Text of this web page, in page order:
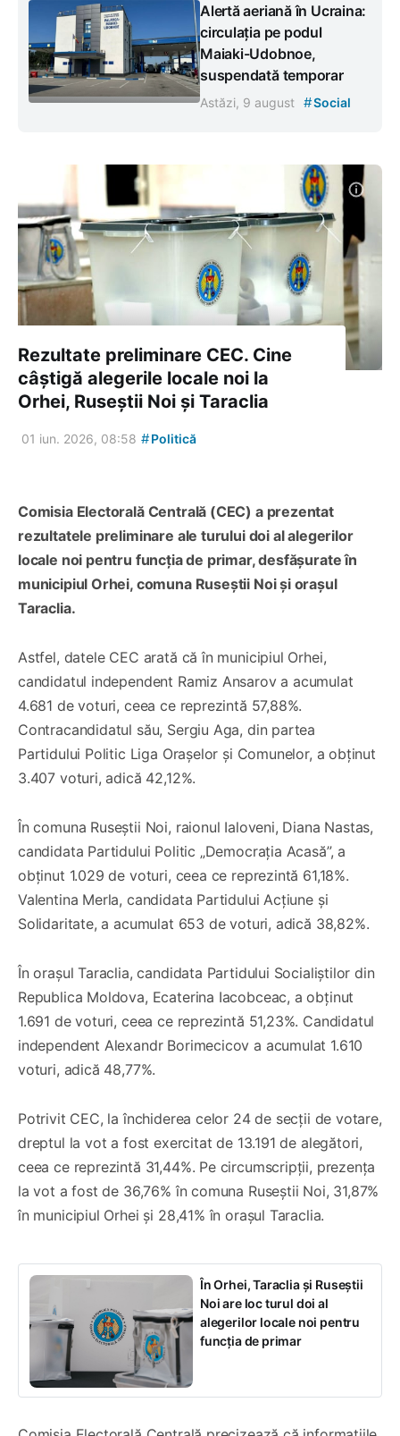
Alertă aeriană în Ucraina:
circulația pe podul
Maiaki-Udobnoe,
suspendată temporar
Astăzi, 9 august #Social
Rezultate preliminare CEC. Cine
câștigă alegerile locale noi la
Orhei, Ruseștii Noi și Taraclia
01 iun. 2026, 08:58 #Politică
Comisia Electorală Centrală (CEC) a prezentat
rezultatele preliminare ale turului doi al alegerilor
locale noi pentru funcția de primar, desfășurate în
municipiul Orhei, comuna Ruseștii Noi și orașul
Taraclia.
Astfel, datele CEC arată că în municipiul Orhei,
candidatul independent Ramiz Ansarov a acumulat
4.681 de voturi, ceea ce reprezintă 57,88%.
Contracandidatul său, Sergiu Aga, din partea
Partidului Politic Liga Orașelor și Comunelor, a obținut
3.407 voturi, adică 42,12%.
În comuna Ruseștii Noi, raionul Ialoveni, Diana Nastas,
candidata Partidului Politic „Democrația Acasă”, a
obținut 1.029 de voturi, ceea ce reprezintă 61,18%.
Valentina Merla, candidata Partidului Acțiune și
Solidaritate, a acumulat 653 de voturi, adică 38,82%.
În orașul Taraclia, candidata Partidului Socialiștilor din
Republica Moldova, Ecaterina Iacobceac, a obținut
1.691 de voturi, ceea ce reprezintă 51,23%. Candidatul
independent Alexandr Borimecicov a acumulat 1.610
voturi, adică 48,77%.
Potrivit CEC, la închiderea celor 24 de secții de votare,
dreptul la vot a fost exercitat de 13.191 de alegători,
ceea ce reprezintă 31,44%. Pe circumscripții, prezența
la vot a fost de 36,76% în comuna Ruseștii Noi, 31,87%
în municipiul Orhei și 28,41% în orașul Taraclia.
În Orhei, Taraclia și Ruseștii
Noi are loc turul doi al
alegerilor locale noi pentru
funcția de primar